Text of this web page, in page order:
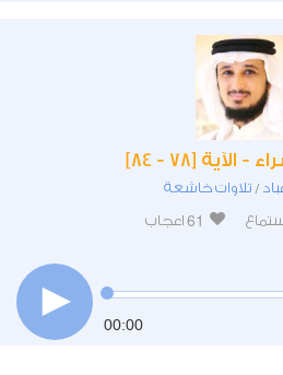
الآية [78 - 84]
/ تلاوات خاشعة
61 اعجاب
00:00